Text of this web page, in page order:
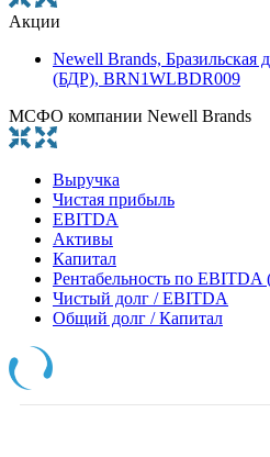
Акции
Newell Brands, Бразильская
(БДР), BRN1WLBDR009
МСФО компании Newell Brands
Выручка
Чистая прибыль
EBITDA
Активы
Капитал
Рентабельность по EBITDA
Чистый долг / EBITDA
Общий долг / Капитал